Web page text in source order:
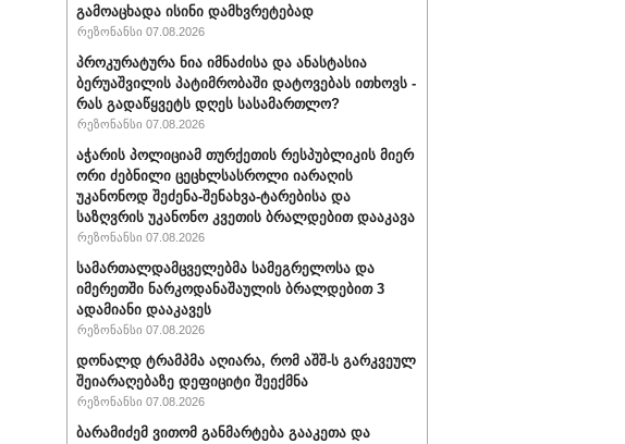
გამოაცხადა ისინი დამხვრეტებად
რეზონანსი 07.08.2026
პროკურატურა ნია იმნაძისა და ანასტასია
ბერუაშვილის პატიმრობაში დატოვებას ითხოვს -
რას გადაწყვეტს დღეს სასამართლო?
რეზონანსი 07.08.2026
აჭარის პოლიციამ თურქეთის რესპუბლიკის მიერ
ორი ძებნილი ცეცხლსასროლი იარაღის
უკანონოდ შეძენა-შენახვა-ტარებისა და
საზღვრის უკანონო კვეთის ბრალდებით დააკავა
რეზონანსი 07.08.2026
სამართალდამცველებმა სამეგრელოსა და
იმერეთში ნარკოდანაშაულის ბრალდებით 3
ადამიანი დააკავეს
რეზონანსი 07.08.2026
დონალდ ტრამპმა აღიარა, რომ აშშ-ს გარკვეულ
შეიარაღებაზე დეფიციტი შეექმნა
რეზონანსი 07.08.2026
ბარამიძემ ვითომ განმარტება გააკეთა და